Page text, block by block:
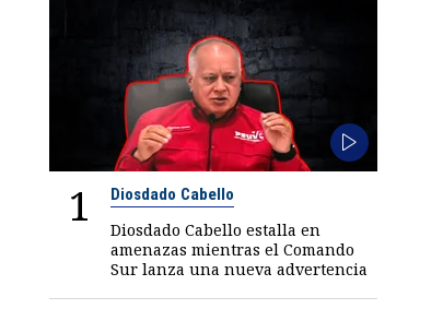
1 Diosdado Cabello
Diosdado Cabello estalla en
amenazas mientras el Comando
Sur lanza una nueva advertencia